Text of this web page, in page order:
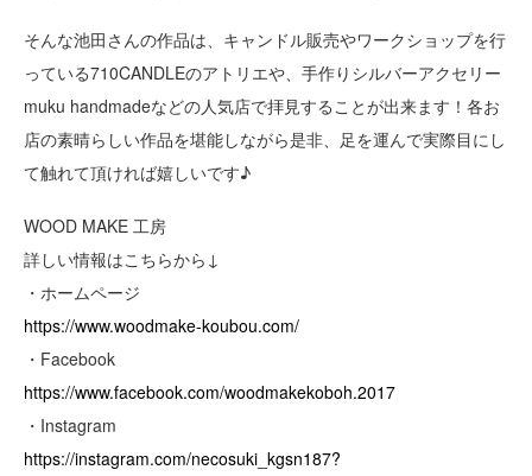
そんな池田さんの作品は、キャンドル販売やワークショップを行
っている710CANDLEのアトリエや、手作りシルバーアクセリー
muku handmadeなどの人気店で拝見することが出来ます！各お
店の素晴らしい作品を堪能しながら是非、足を運んで実際目にし
て触れて頂ければ嬉しいです♪
WOOD MAKE 工房
詳しい情報はこちらから↓
・ホームページ
https://www.woodmake-koubou.com/
・Facebook
https://www.facebook.com/woodmakekoboh.2017
・Instagram
https://instagram.com/necosuki_kgsn187?